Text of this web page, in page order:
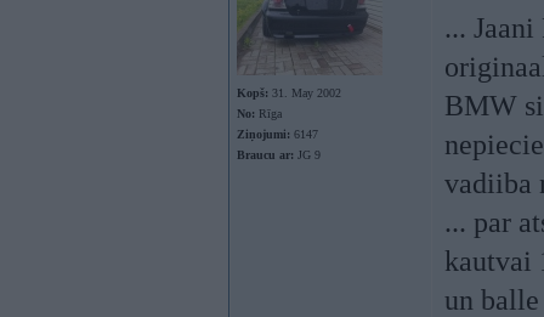
Kopš: 31. May 2002
No: Rīga
Ziņojumi: 6147
Braucu ar: JG 9
...
BMW
vadiiba
... par
kautvai
un